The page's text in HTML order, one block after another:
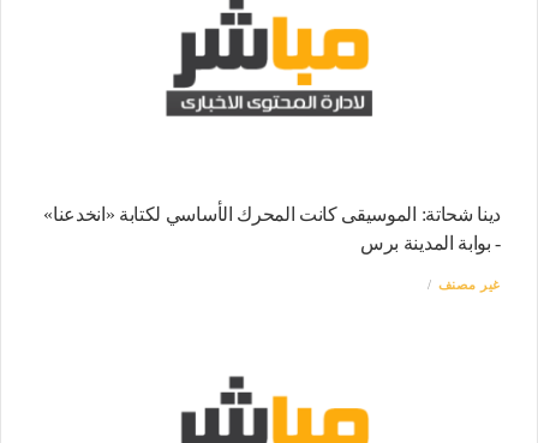
دينا شحاتة: الموسيقى كانت المحرك الأساسي لكتابة «انخدعنا»
- بوابة المدينة برس
غير مصنف